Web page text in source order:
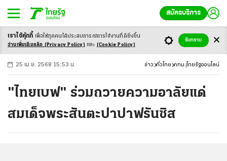
สมัครบริการ
-ก ก ก+
25 เม.ย. 2568 15:53 น. ข่าว ทั่วไทย กทม. ไทยรัฐออนไลน์
"ไทยเบฟ" ร่วมถวายความอาลัยแด่
สมเด็จพระสันตะปาปาฟรันซิส
เราใช้คุ้กกี้ เพื่อให้ทุกคนได้ประสบการณ์การใช้งานที่ดียิ่งขึ้น
อ่านเพิ่มเติมคลิก (Privacy Policy) และ (Cookie Policy)
รับทราบ